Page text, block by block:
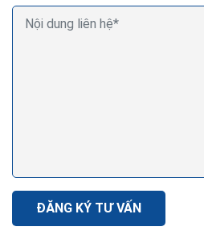
ĐĂNG KÝ TƯ VẤN